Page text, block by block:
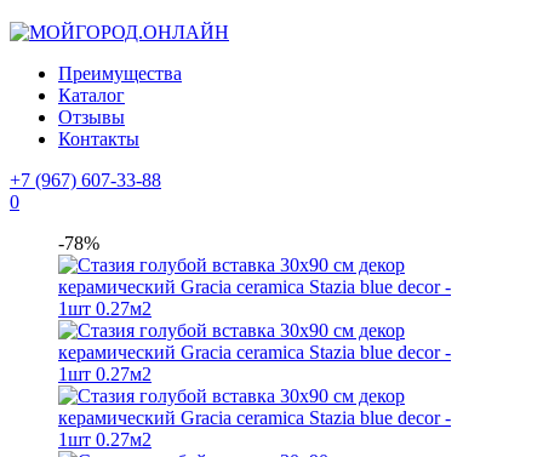
Преимущества
Каталог
Отзывы
Контакты
+7 (967) 607-33-88
0
-78%